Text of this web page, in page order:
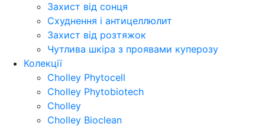
Захист від сонця
Схуднення і антицеллюлит
Захист від розтяжок
Чутлива шкіра з проявами куперозу
Колекції
Cholley Phytocell
Cholley Phytobiotech
Cholley
Cholley Bioclean